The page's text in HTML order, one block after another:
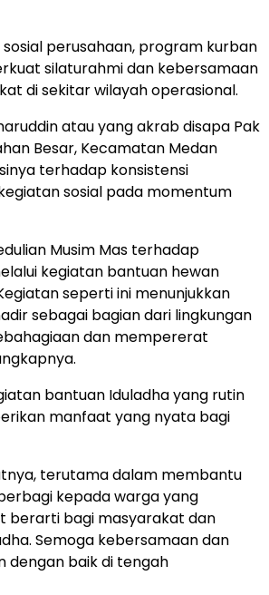
perusahaan, program kurban
silaturahmi dan kebersamaan
di sekitar wilayah operasional.
atau yang akrab disapa Pak
Besar, Kecamatan Medan
terhadap konsistensi
sosial pada momentum
Musim Mas terhadap
kegiatan bantuan hewan
seperti ini menunjukkan
sebagai bagian dari lingkungan
dan mempererat
bantuan Iduladha yang rutin
manfaat yang nyata bagi
terutama dalam membantu
kepada warga yang
berarti bagi masyarakat dan
Semoga kebersamaan dan
dengan baik di tengah